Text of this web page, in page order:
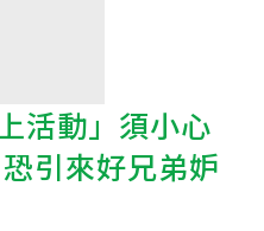
活動」須小心
恐引來好兄弟妒